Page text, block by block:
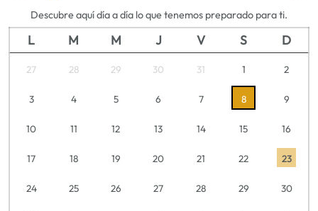
Descubre aquí día a día lo que tenemos preparado para ti.
L M M J V S D
27 28 29 30 31 1 2
3 4 5 6 7 8 9
10 11 12 13 14 15 16
17 18 19 20 21 22 23
24 25 26 27 28 29 30